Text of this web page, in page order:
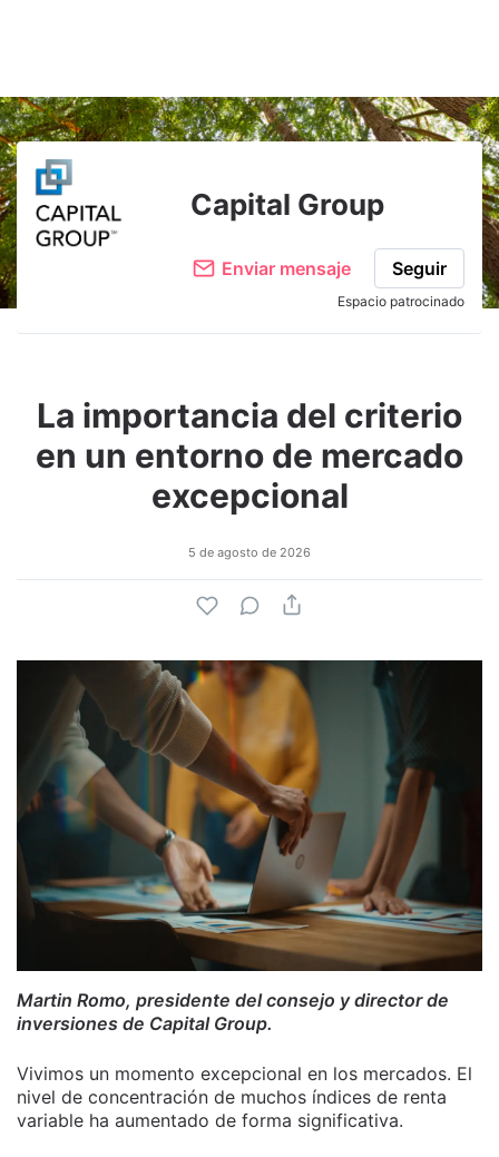
Adjuntar imagen Comentar
Capital Group
Enviar mensaje Seguir
Espacio patrocinado
La importancia del criterio
en un entorno de mercado
excepcional
5 de agosto de 2026
Martin Romo, presidente del consejo y director de
inversiones de Capital Group.
Vivimos un momento excepcional en los mercados. El
nivel de concentración de muchos índices de renta
variable ha aumentado de forma significativa.